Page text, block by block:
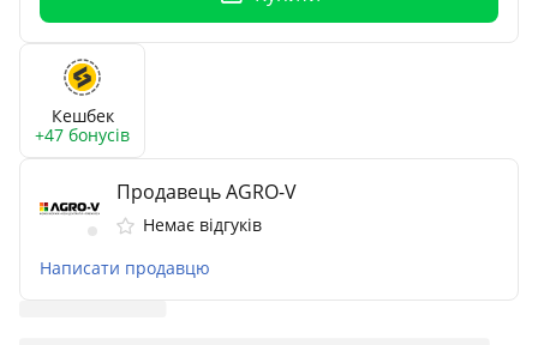
Кешбек
+47 бонусів
Продавець AGRO-V
Немає відгуків
Написати продавцю